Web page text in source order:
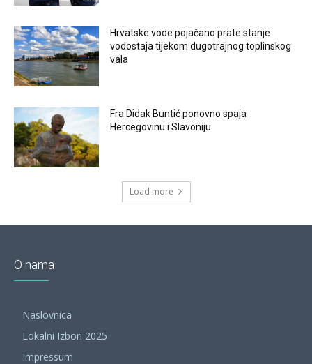
Hrvatske vode pojačano prate stanje
vodostaja tijekom dugotrajnog toplinskog
vala
Fra Didak Buntić ponovno spaja
Hercegovinu i Slavoniju
Load more
O nama
Naslovnica
Lokalni Izbori 2025
Impressum